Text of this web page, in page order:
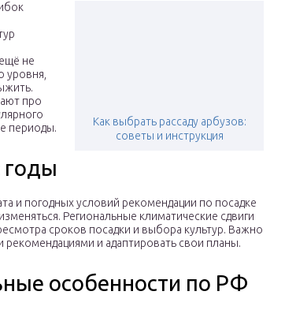
Как выбрать рассаду арбузов:
советы и инструкция
не
уровня,
про
периоды.
годы
и погодных условий рекомендации по посадке
Региональные климатические сдвиги
сроков посадки и выбора культур. Важно
рекомендациями и адаптировать свои планы.
особенности по РФ